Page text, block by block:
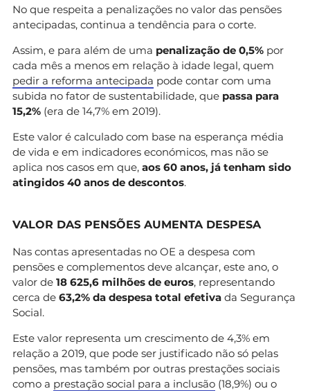
No que respeita a penalizações no valor das pensões
antecipadas, continua a tendência para o corte.
Assim, e para além de uma penalização de 0,5% por
cada mês a menos em relação à idade legal, quem
pedir a reforma antecipada pode contar com uma
subida no fator de sustentabilidade, que passa para
15,2% (era de 14,7% em 2019).
Este valor é calculado com base na esperança média
de vida e em indicadores económicos, mas não se
aplica nos casos em que, aos 60 anos, já tenham sido
atingidos 40 anos de descontos.
VALOR DAS PENSÕES AUMENTA DESPESA
Nas contas apresentadas no OE a despesa com
pensões e complementos deve alcançar, este ano, o
valor de 18 625,6 milhões de euros, representando
cerca de 63,2% da despesa total efetiva da Segurança
Social.
Este valor representa um crescimento de 4,3% em
relação a 2019, que pode ser justificado não só pelas
pensões, mas também por outras prestações sociais
como a prestação social para a inclusão (18,9%) ou o